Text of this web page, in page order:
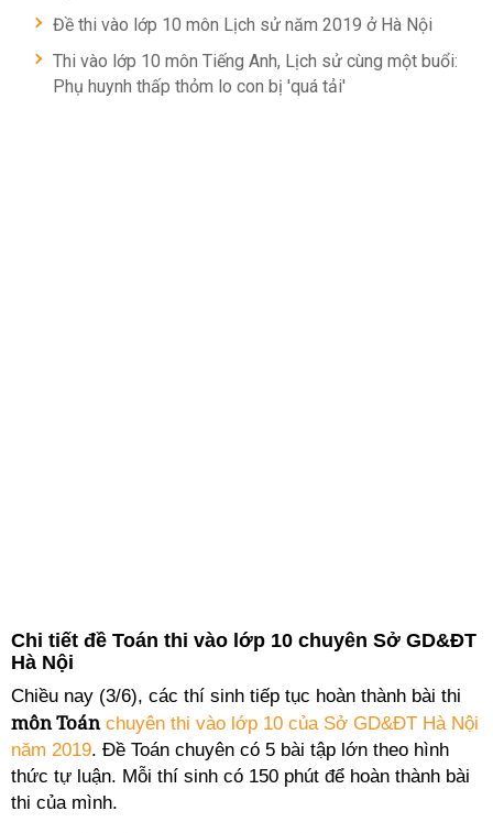
Đề thi vào lớp 10 môn Lịch sử năm 2019 ở Hà Nội
Thi vào lớp 10 môn Tiếng Anh, Lịch sử cùng một buổi:
Phụ huynh thấp thỏm lo con bị 'quá tải'
Chi tiết đề Toán thi vào lớp 10 chuyên Sở GD&ĐT
Hà Nội
Chiều nay (3/6), các thí sinh tiếp tục hoàn thành bài thi
môn Toánchuyên thi vào lớp 10 của Sở GD&ĐT Hà Nội
năm 2019. Đề Toán chuyên có 5 bài tập lớn theo hình
thức tự luận. Mỗi thí sinh có 150 phút để hoàn thành bài
thi của mình.